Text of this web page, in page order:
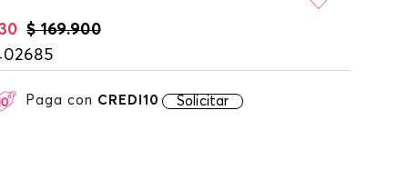
$ 169.900
Paga con CREDI10 Solicitar